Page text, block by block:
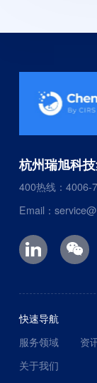
杭州瑞旭科
400热线：4006-
Email：
快速导航
服务领域
资
关于我们